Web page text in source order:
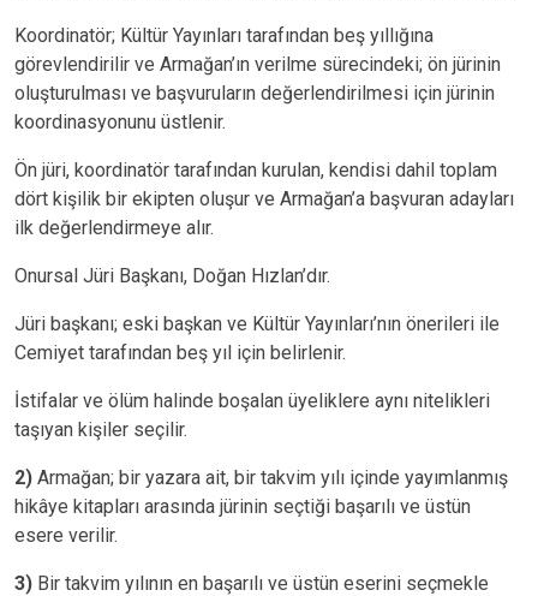
Koordinatör; Kültür Yayınları tarafından beş yıllığına
görevlendirilir ve Armağan’ın verilme sürecindeki; ön jürinin
oluşturulması ve başvuruların değerlendirilmesi için jürinin
koordinasyonunu üstlenir.
Ön jüri, koordinatör tarafından kurulan, kendisi dahil toplam
dört kişilik bir ekipten oluşur ve Armağan’a başvuran adayları
ilk değerlendirmeye alır.
Onursal Jüri Başkanı, Doğan Hızlan’dır.
Jüri başkanı; eski başkan ve Kültür Yayınları’nın önerileri ile
Cemiyet tarafından beş yıl için belirlenir.
İstifalar ve ölüm halinde boşalan üyeliklere aynı nitelikleri
taşıyan kişiler seçilir.
2) Armağan; bir yazara ait, bir takvim yılı içinde yayımlanmış
hikâye kitapları arasında jürinin seçtiği başarılı ve üstün
esere verilir.
3) Bir takvim yılının en başarılı ve üstün eserini seçmekle